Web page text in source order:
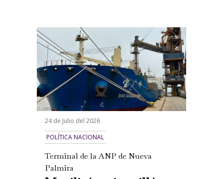
24 de Julio del 2026
POLÍTICA NACIONAL
Terminal de la ANP de Nueva
Palmira